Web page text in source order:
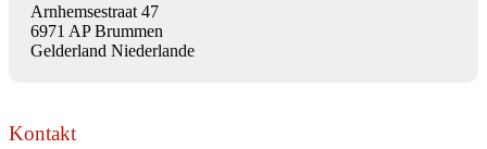
Arnhemsestraat 47
6971 AP Brummen
Gelderland Niederlande
Kontakt